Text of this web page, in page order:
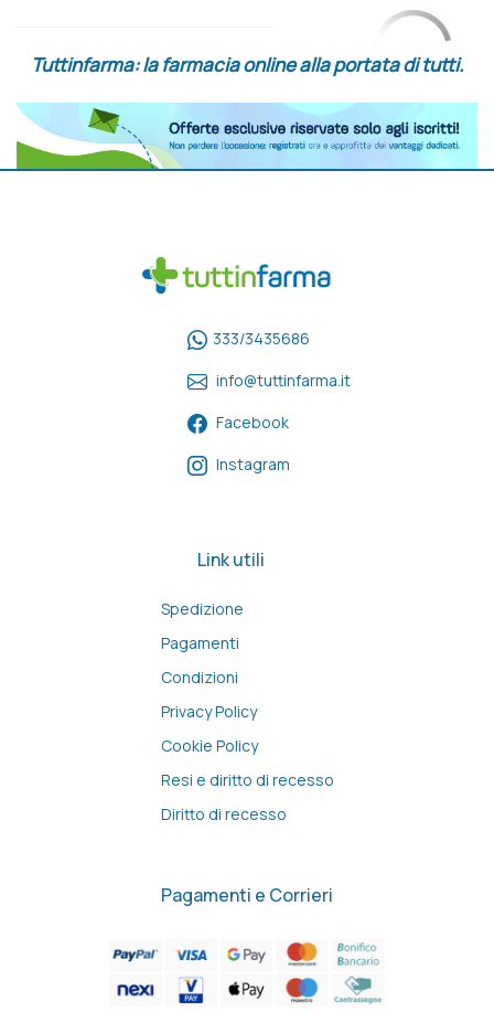
Tuttinfarma: la farmacia online alla portata di tutti.